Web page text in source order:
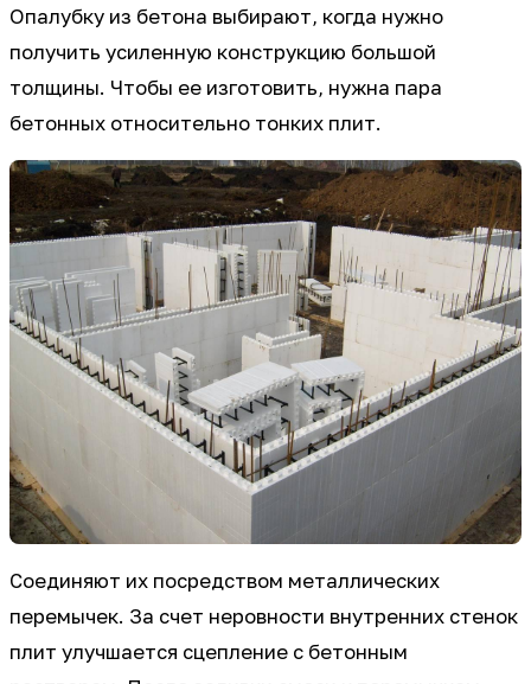
Опалубку из бетона выбирают, когда нужно
получить усиленную конструкцию большой
толщины. Чтобы ее изготовить, нужна пара
бетонных относительно тонких плит.
Соединяют их посредством металлических
перемычек. За счет неровности внутренних стенок
плит улучшается сцепление с бетонным